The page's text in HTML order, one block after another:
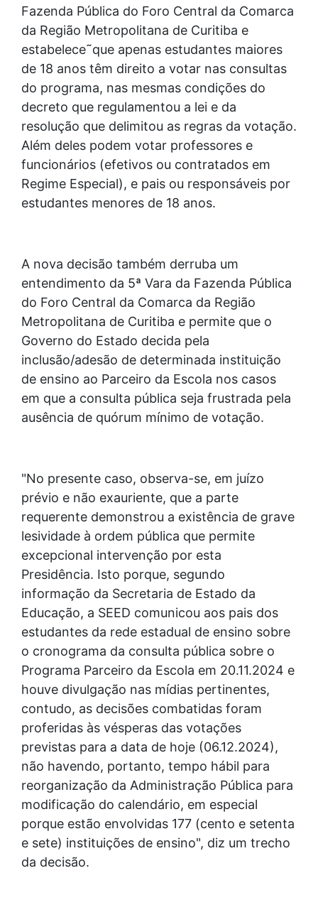
Fazenda Pública do Foro Central da Comarca
da Região Metropolitana de Curitiba e
estabelece˜que apenas estudantes maiores
de 18 anos têm direito a votar nas consultas
do programa, nas mesmas condições do
decreto que regulamentou a lei e da
resolução que delimitou as regras da votação.
Além deles podem votar professores e
funcionários (efetivos ou contratados em
Regime Especial), e pais ou responsáveis por
estudantes menores de 18 anos.
A nova decisão também derruba um
entendimento da 5ª Vara da Fazenda Pública
do Foro Central da Comarca da Região
Metropolitana de Curitiba e permite que o
Governo do Estado decida pela
inclusão/adesão de determinada instituição
de ensino ao Parceiro da Escola nos casos
em que a consulta pública seja frustrada pela
ausência de quórum mínimo de votação.
"No presente caso, observa-se, em juízo
prévio e não exauriente, que a parte
requerente demonstrou a existência de grave
lesividade à ordem pública que permite
excepcional intervenção por esta
Presidência. Isto porque, segundo
informação da Secretaria de Estado da
Educação, a SEED comunicou aos pais dos
estudantes da rede estadual de ensino sobre
o cronograma da consulta pública sobre o
Programa Parceiro da Escola em 20.11.2024 e
houve divulgação nas mídias pertinentes,
contudo, as decisões combatidas foram
proferidas às vésperas das votações
previstas para a data de hoje (06.12.2024),
não havendo, portanto, tempo hábil para
reorganização da Administração Pública para
modificação do calendário, em especial
porque estão envolvidas 177 (cento e setenta
e sete) instituições de ensino", diz um trecho
da decisão.